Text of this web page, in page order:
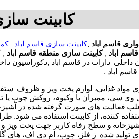
کابینت
قاسم اباد ,کابینت سازی قاسم اباد ,
اباد , کابینت سازی منطقه قاسم اباد ,
ادارات در قاسم اباد ,دکوراسیون
اباد ,
مواد غذایی، لوازم پخت وپز و ظروف
سی، ممبران یا وکیوم، روکش چوب یا
اغلب فعالیت های صورت گرفته شده در
کننده، از کابینت استفاده می شود.
و سطح رفاه کاربر جهت پخت
های تولید شده از فلز، چوب، ام دی اف،